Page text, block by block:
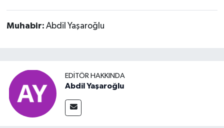
Muhabir: Abdil Yaşaroğlu
EDITÖR HAKKINDA
Abdil Yaşaroğlu